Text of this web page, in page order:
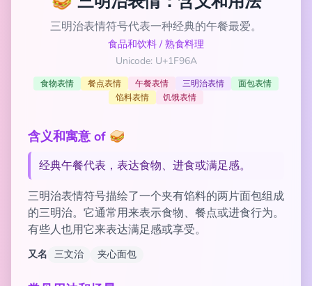
三明治表情符号代表一种经典的午餐最爱。
食品和饮料 / 熟食料理
Unicode: U+1F96A
食物表情 餐点表情 午餐表情 三明治表情
面包表情
馅料表情
饥饿表情
含义和寓意 of 🥪
经典午餐代表，表达食物、进食或满足感。
三明治表情符号描绘了一个夹有馅料的两片面包组成
的三明治。它通常用来表示食物、餐点或进食行为。
有些人也用它来表达满足感或享受。
又名 三文治 夹心面包